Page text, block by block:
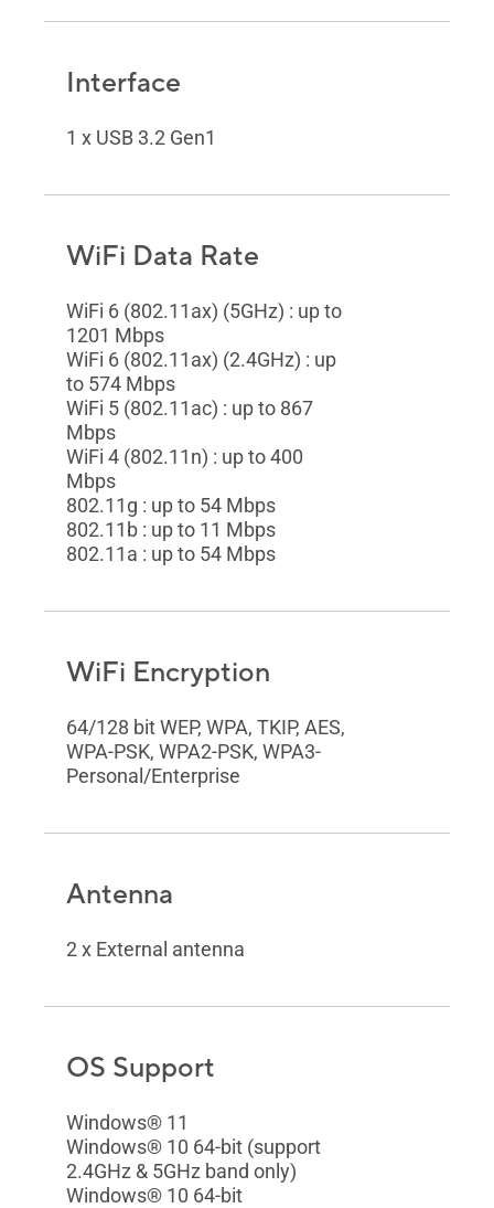
Interface
1 x USB 3.2 Gen1
WiFi Data Rate
WiFi 6 (802.11ax) (5GHz) : up to
1201 Mbps
WiFi 6 (802.11ax) (2.4GHz) : up
to 574 Mbps
WiFi 5 (802.11ac) : up to 867
Mbps
WiFi 4 (802.11n) : up to 400
Mbps
802.11g : up to 54 Mbps
802.11b : up to 11 Mbps
802.11a : up to 54 Mbps
WiFi Encryption
64/128 bit WEP, WPA, TKIP, AES,
WPA-PSK, WPA2-PSK, WPA3-
Personal/Enterprise
Antenna
2 x External antenna
OS Support
Windows® 11
Windows® 10 64-bit (support
2.4GHz & 5GHz band only)
Windows® 10 64-bit